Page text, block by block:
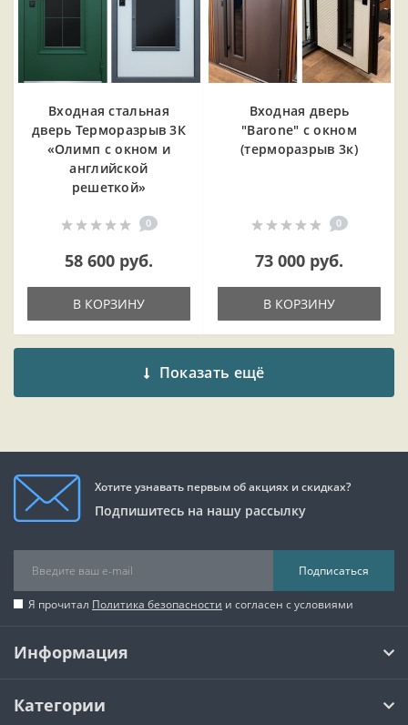
Входная cтальная
дверь Терморазрыв 3К
«Олимп с окном и
английской
решеткой»
0
58 600 руб.
В КОРЗИНУ
Входная дверь
"Barone" с окном
(терморазрыв 3к)
0
73 000 руб.
В КОРЗИНУ
Показать ещё
Хотите узнавать первым об акциях и скидках?
Подпишитесь на нашу рассылку
Подписаться
Я прочитал Политика безопасности и согласен с условиями
Информация
Категории